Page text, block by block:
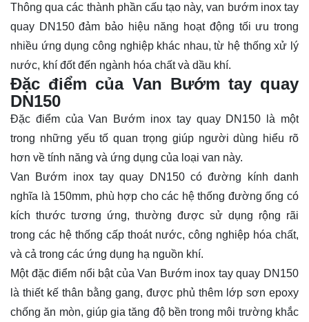
Thông qua các thành phần cấu tạo này, van bướm inox tay
quay DN150 đảm bảo hiệu năng hoạt động tối ưu trong
nhiều ứng dụng công nghiệp khác nhau, từ hệ thống xử lý
nước, khí đốt đến ngành hóa chất và dầu khí.
Đặc điểm của Van Bướm tay quay
DN150
Đặc điểm của Van Bướm inox tay quay DN150 là một
trong những yếu tố quan trọng giúp người dùng hiểu rõ
hơn về tính năng và ứng dụng của loại van này.
Van Bướm inox tay quay DN150 có đường kính danh
nghĩa là 150mm, phù hợp cho các hệ thống đường ống có
kích thước tương ứng, thường được sử dụng rộng rãi
trong các hệ thống cấp thoát nước, công nghiệp hóa chất,
và cả trong các ứng dụng hạ nguồn khí.
Một đặc điểm nổi bật của Van Bướm inox tay quay DN150
là thiết kế thân bằng gang, được phủ thêm lớp sơn epoxy
chống ăn mòn, giúp gia tăng độ bền trong môi trường khắc